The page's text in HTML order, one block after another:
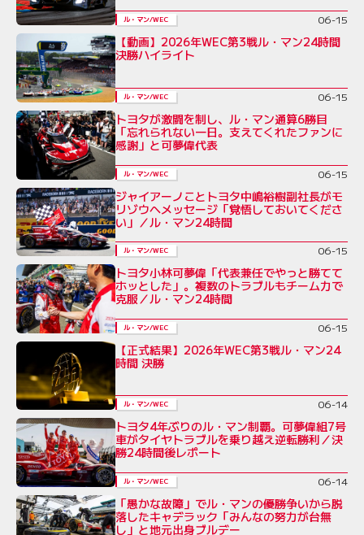
ル・マン/WEC 06-15
【動画】2026年WEC第3戦ル・マン24時間
決勝ハイライト
ル・マン/WEC 06-15
トヨタが激闘を制し、ル・マン通算6勝目
「忘れられない一日。支えてくれたファンに
感謝」と可夢偉代表
ル・マン/WEC 06-15
ジャイアーノことトヨタ中嶋裕樹副社長がモ
リゾウへメッセージ「覚悟しておいてくださ
い」／ル・マン24時間
ル・マン/WEC 06-15
トヨタ小林可夢偉「代表兼任でやっと勝てて
ホッとした」。複数のトラブルもチーム力で
克服／ル・マン24時間
ル・マン/WEC 06-15
【正式結果】2026年WEC第3戦ル・マン24
時間 決勝
ル・マン/WEC 06-14
トヨタ4年ぶりのル・マン制覇。可夢偉組7号
車がタイヤトラブルを乗り越え逆転勝利／決
勝24時間後レポート
ル・マン/WEC 06-14
「愚かな故障」でル・マンの優勝争いから脱
落したキャデラック「みんなの努力が台無
し」と地元出身ブルデー